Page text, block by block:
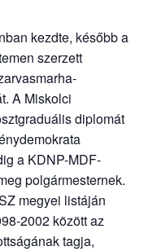
kezdte, később a
szerzett
A Miskolci
diplomát
a KDNP-MDF-
polgármesternek.
megyei listáján
2002 között az
tagja,